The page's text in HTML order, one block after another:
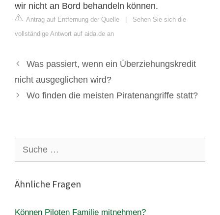
wir nicht an Bord behandeln können.
Antrag auf Entfernung der Quelle | Sehen Sie sich die
vollständige Antwort auf aida.de an
Was passiert, wenn ein Überziehungskredit
nicht ausgeglichen wird?
Wo finden die meisten Piratenangriffe statt?
nach:
Ähnliche Fragen
Können Piloten Familie mitnehmen?